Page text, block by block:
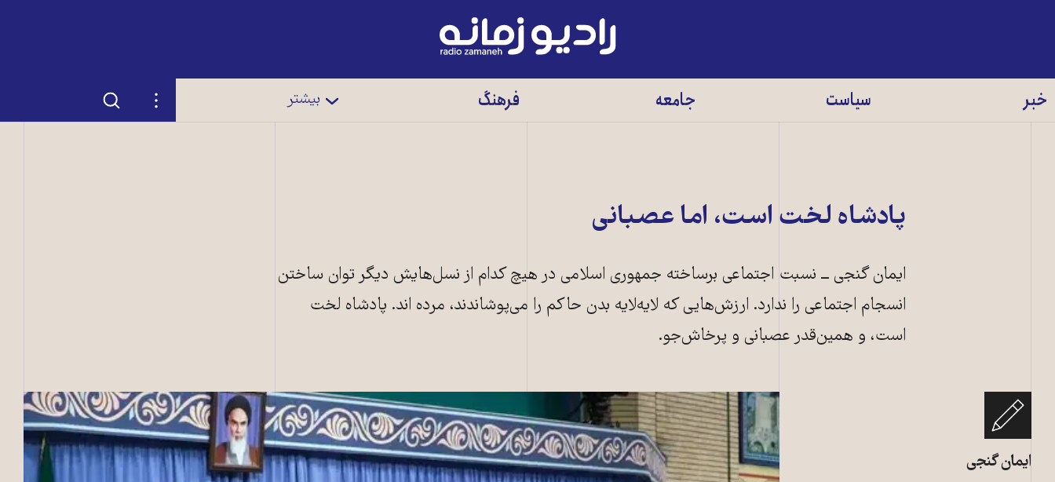
رادیو
زمانه
خبر سیاست جامعه فرهنگ بیشتر تنظیمات جستجو
پادشاه لخت است،‌ اما عصبانی
ایمان گنجی ــ نسبت اجتماعی برساخته جمهوری اسلامی در هیچ کدام از نسل‌هایش دیگر توان ساختن
انسجام اجتماعی را ندارد. ارزش‌هایی که لایه‌لایه بدن حاکم را می‌پوشاندند،‌ مرده اند. پادشاه لخت
است،‌ و همین‌قدر عصبانی و پرخاش‌جو.
ایمان گنجی